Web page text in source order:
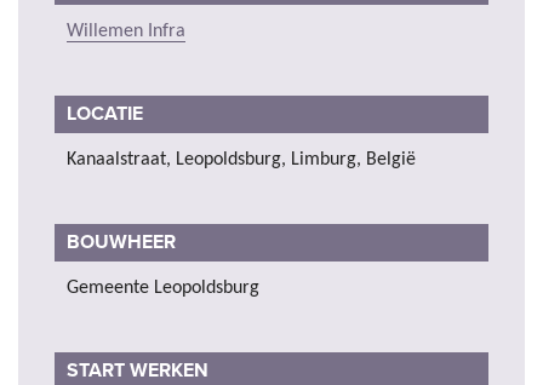
Willemen Infra
LOCATIE
Kanaalstraat, Leopoldsburg, Limburg, België
BOUWHEER
Gemeente Leopoldsburg
START WERKEN